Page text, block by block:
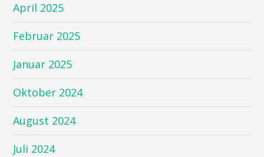
April 2025
Februar 2025
Januar 2025
Oktober 2024
August 2024
Juli 2024